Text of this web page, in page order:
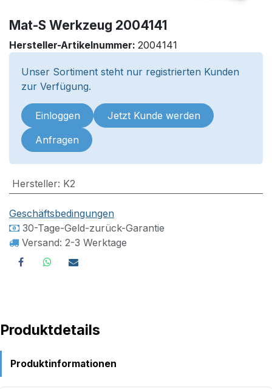
Mat-S Werkzeug 2004141
Hersteller-Artikelnummer: 2004141
Unser Sortiment steht nur registrierten Kunden
zur Verfügung.
Einloggen Jetzt Kunde werden
Anfragen
Hersteller: K2
Geschäftsbedingungen
30-Tage-Geld-zurück-Garantie
Versand: 2-3 Werktage
Produktdetails
Produktinformationen